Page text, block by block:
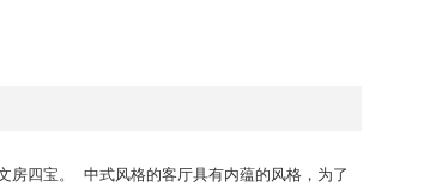
房四宝。 中式风格的客厅具有内蕴的风格，为了